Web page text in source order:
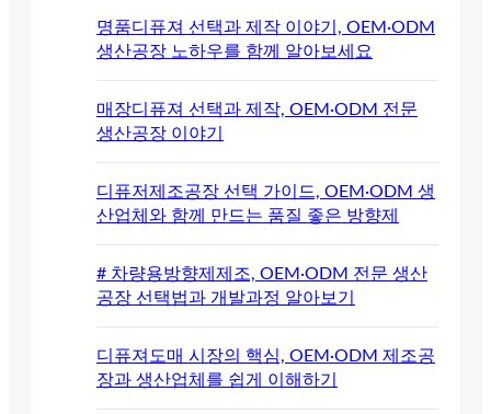
명품디퓨져 선택과 제작 이야기, OEM·ODM
생산공장 노하우를 함께 알아보세요
매장디퓨져 선택과 제작, OEM·ODM 전문
생산공장 이야기
디퓨저제조공장 선택 가이드, OEM·ODM 생
산업체와 함께 만드는 품질 좋은 방향제
# 차량용방향제제조, OEM·ODM 전문 생산
공장 선택법과 개발과정 알아보기
디퓨져도매 시장의 핵심, OEM·ODM 제조공
장과 생산업체를 쉽게 이해하기